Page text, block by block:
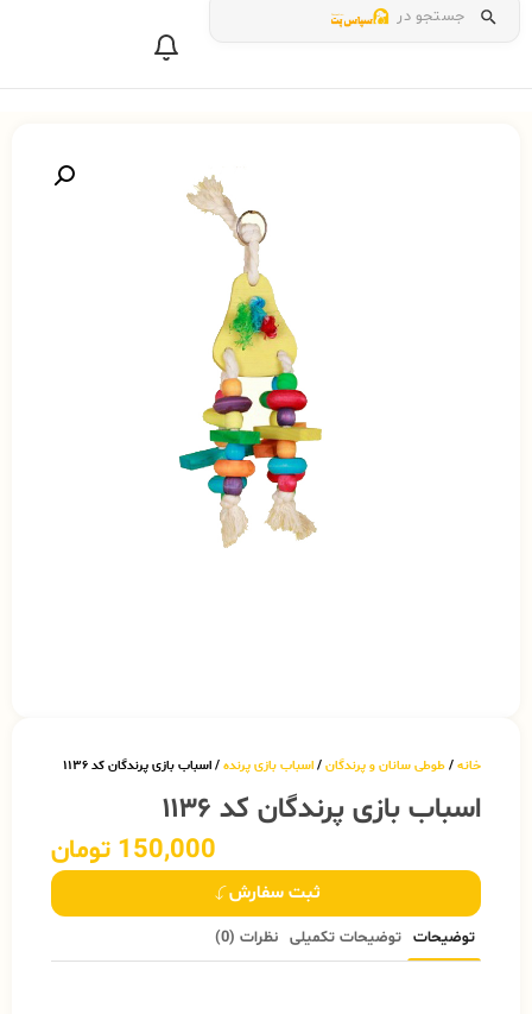
جستجو در
خانه / طوطی سانان و پرندگان / اسباب بازی پرنده / اسباب بازی پرندگان کد ۱۱۳۶
اسباب بازی پرندگان کد ۱۱۳۶
150,000 تومان
ثبت سفارش
توضیحات توضیحات تکمیلی نظرات (0)